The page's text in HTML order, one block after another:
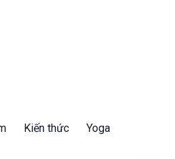
Kiến thức Yoga